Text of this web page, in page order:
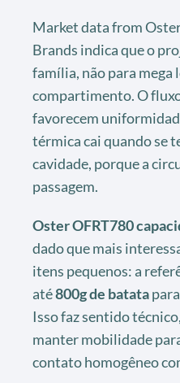
Market data from
Brands indica que o
família, não para mega
compartimento. O
favorecem
térmica cai quando se
cavidade, porque a
passagem.
Oster OFRT780
dado que mais
itens pequenos: a
até800g de batata
Isso faz sentido
manter mobilidade
contato homogêneo